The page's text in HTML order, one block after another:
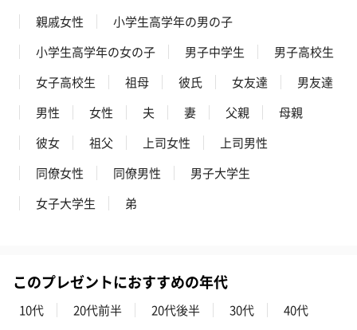
親戚女性
小学生高学年の男の子
小学生高学年の女の子
男子中学生
男子高校生
女子高校生
祖母 彼氏 女友達
男友達
男性
女性 夫 妻 父親
母親
彼女
祖父 上司女性
上司男性
同僚女性
同僚男性
男子大学生
女子大学生
弟
このプレゼントにおすすめの年代
10代 20代前半 20代後半 30代
40代